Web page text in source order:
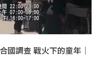
國調查 戰火下的童年｜